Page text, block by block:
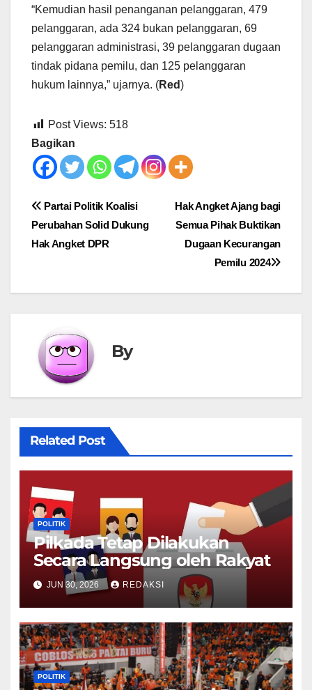
“Kemudian hasil penanganan pelanggaran, 479
pelanggaran, ada 324 bukan pelanggaran, 69
pelanggaran administrasi, 39 pelanggaran dugaan
tindak pidana pemilu, dan 125 pelanggaran
hukum lainnya,” ujarnya. (Red)
Post Views: 518
Bagikan
Post
navigation
Hak Angket Ajang bagi
Semua Pihak Buktikan
Dugaan Kecurangan
Pemilu 2024
Partai Politik Koalisi
Perubahan Solid Dukung
Hak Angket DPR
By
Related Post
POLITIK
Pilkada Tetap Dilakukan
Secara Langsung oleh Rakyat
JUN 30, 2026 REDAKSI
POLITIK